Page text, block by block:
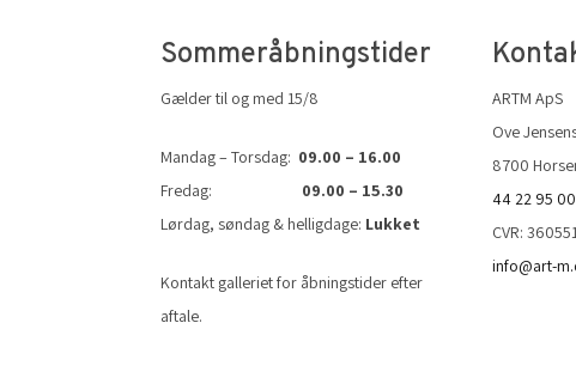
Sommeråbningstider
Gælder til og med 15/8
Mandag – Torsdag: 09.00 – 16.00
Fredag: 09.00 – 15.30
Lørdag, søndag & helligdage: Lukket
Kontakt galleriet for åbningstider efter
aftale.
ARTM ApS
Ove
8700
44 22 95 00
CVR:
info@art-